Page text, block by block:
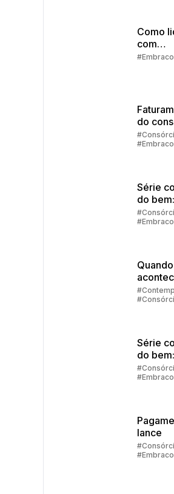
Como
com
do
no
Série
do bem:
Quando
no
Série
do
sair das
dívidas
lance